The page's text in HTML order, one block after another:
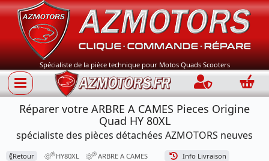
Spécialiste de la pièce technique pour Motos Quads Scooters
Connection
Réparer votre ARBRE A CAMES Pieces Origine
Quad HY 80XL
spécialiste des pièces détachées AZMOTORS neuves
⟪Retour HY80XL ARBRE A CAMES Info Livraison